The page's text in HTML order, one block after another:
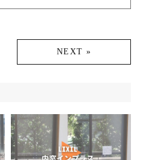
NEXT »